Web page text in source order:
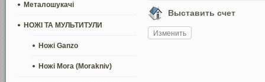
Металошукачі
НОЖІ ТА МУЛЬТИТУЛИ
Ножі Ganzo
Ножі Mora (Morakniv)
Выставить счет
Изменить